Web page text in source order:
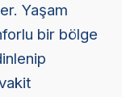
Yaşam
bir bölge